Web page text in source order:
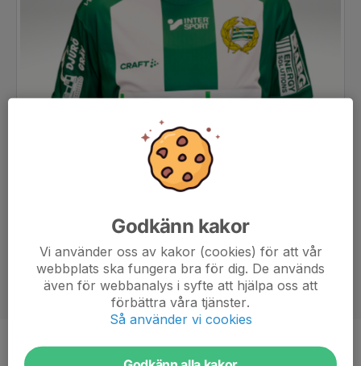
Position
Kantspelare
Godkänn kakor
Vi använder oss av kakor (cookies) för att vår
webbplats ska fungera bra för dig. De används
även för webbanalys i syfte att hjälpa oss att
förbättra våra tjänster.
Så använder vi cookies